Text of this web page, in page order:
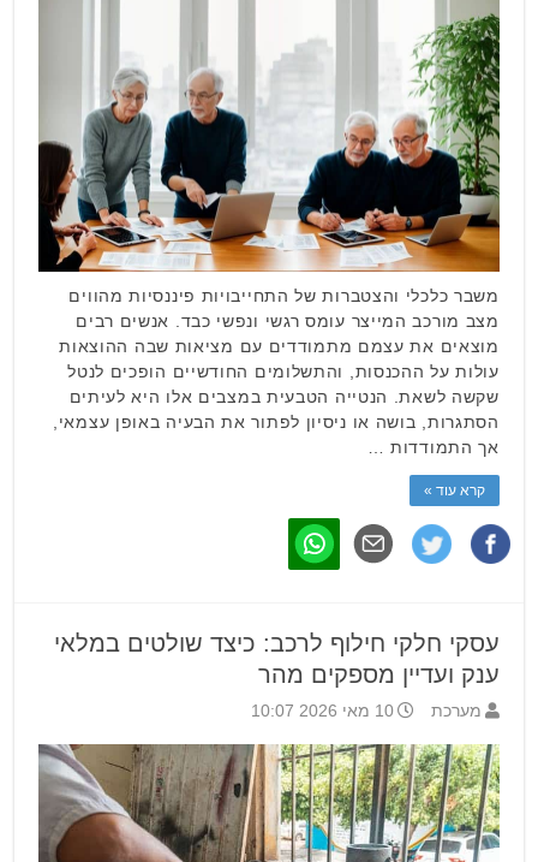
משבר כלכלי והצטברות של התחייבויות פיננסיות מהווים
מצב מורכב המייצר עומס רגשי ונפשי כבד. אנשים רבים
מוצאים את עצמם מתמודדים עם מציאות שבה ההוצאות
עולות על ההכנסות, והתשלומים החודשיים הופכים לנטל
שקשה לשאת. הנטייה הטבעית במצבים אלו היא לעיתים
הסתגרות, בושה או ניסיון לפתור את הבעיה באופן עצמאי,
אך התמודדות …
קרא עוד »
עסקי חלקי חילוף לרכב: כיצד שולטים במלאי
ענק ועדיין מספקים מהר
מערכת 10 מאי 2026 10:07